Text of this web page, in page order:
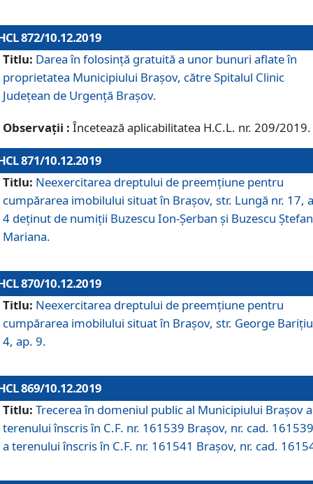
872/10.12.2019
Titlu: Darea în folosinţă gratuită a unor bunuri aflate în
proprietatea Municipiului Braşov, către Spitalul Clinic
Judeţean de Urgenţă Braşov.
Observații : Încetează aplicabilitatea H.C.L. nr. 209/2019.
871/10.12.2019
Titlu: Neexercitarea dreptului de preemţiune pentru
cumpărarea imobilului situat în Braşov, str. Lungă nr. 17,
4 deţinut de numiţii Buzescu Ion-Şerban și Buzescu
Mariana.
870/10.12.2019
Titlu: Neexercitarea dreptului de preemţiune pentru
cumpărarea imobilului situat în Braşov, str. George
4, ap. 9.
869/10.12.2019
Titlu: Trecerea în domeniul public al Municipiului Braşov a
terenului înscris în C.F. nr. 161539 Brașov, nr. cad.
a terenului înscris în C.F. nr. 161541 Brașov, nr. cad.